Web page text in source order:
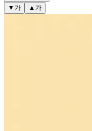
▼ 가 ▲ 가